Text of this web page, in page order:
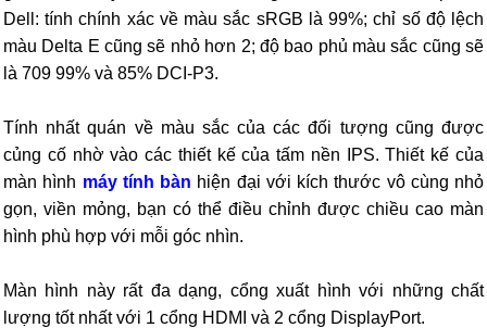
Dell: tính chính xác về màu sắc sRGB là 99%; chỉ số độ lệch
màu Delta E cũng sẽ nhỏ hơn 2; độ bao phủ màu sắc cũng sẽ
là 709 99% và 85% DCI-P3.
Tính nhất quán về màu sắc của các đối tượng cũng được
củng cố nhờ vào các thiết kế của tấm nền IPS. Thiết kế của
màn hình máy tính bàn hiện đại với kích thước vô cùng nhỏ
gọn, viền mỏng, bạn có thể điều chỉnh được chiều cao màn
hình phù hợp với mỗi góc nhìn.
Màn hình này rất đa dạng, cổng xuất hình với những chất
lượng tốt nhất với 1 cổng HDMI và 2 cổng DisplayPort.